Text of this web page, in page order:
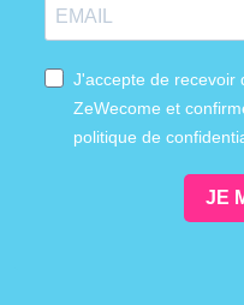
J'accepte de recevoir
ZeWecome et
politique de
JE